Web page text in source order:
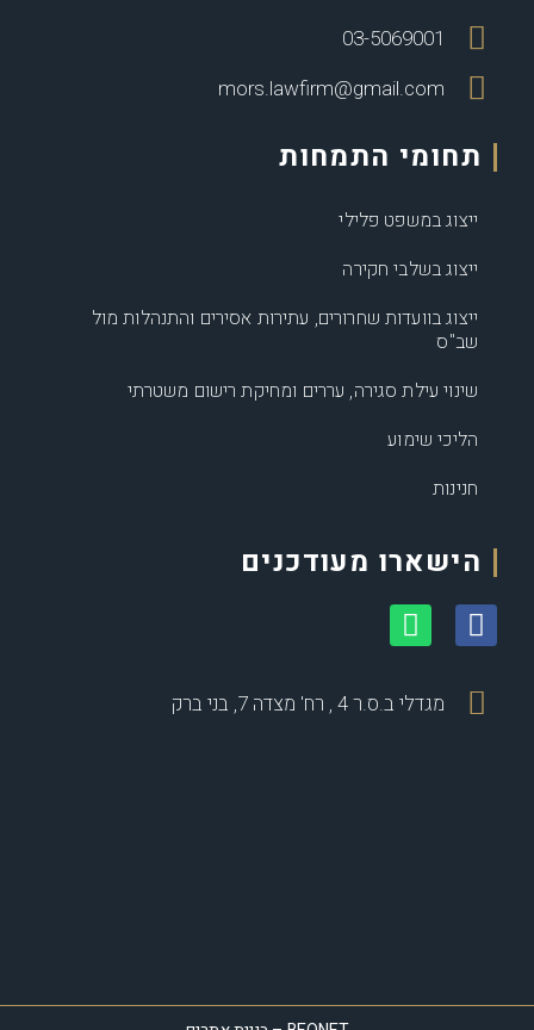
03-5069001
mors.lawfirm@gmail.com
תחומי התמחות
ייצוג במשפט פלילי
ייצוג בשלבי חקירה
ייצוג בוועדות שחרורים, עתירות אסירים והתנהלות מול
שב"ס
שינוי עילת סגירה, עררים ומחיקת רישום משטרתי
הליכי שימוע
חנינות
הישארו מעודכנים
מגדלי ב.ס.ר 4 , רח' מצדה 7, בני ברק